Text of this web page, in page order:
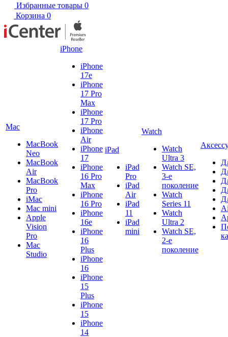
Избранные товары 0
Корзина 0
Mac
MacBook
Neo
MacBook
Air
MacBook
Pro
iMac
Mac mini
Apple
Vision
Pro
Mac
Studio
iPhone
iPhone
17e
iPhone
17 Pro
Max
iPhone
17 Pro
iPhone
Air
iPhone
17
iPhone
16 Pro
Max
iPhone
16 Pro
iPhone
16e
iPhone
16
Plus
iPhone
16
iPhone
15
Plus
iPhone
15
iPhone
14
iPad
iPad
Pro
iPad
Air
iPad
11
iPad
mini
Watch
Watch
Ultra 3
Watch SE,
3-е
поколение
Watch
Series 11
Watch
Ultra 2
Watch SE,
2-е
поколение